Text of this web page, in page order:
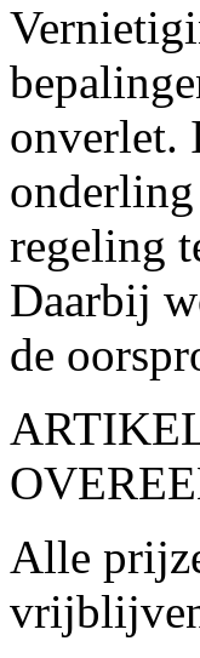
onverlet.
onderling
regeling
Daarbij
de
Alle